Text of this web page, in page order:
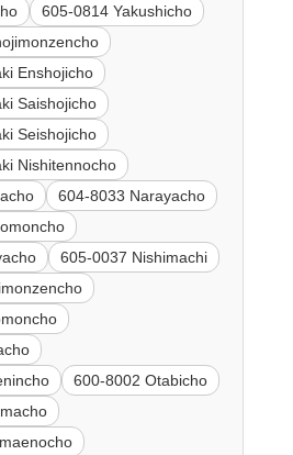
605-0814 Yakushicho
Enshojicho
Saishojicho
Seishojicho
Nishitennocho
604-8033 Narayacho
605-0037 Nishimachi
600-8002 Otabicho